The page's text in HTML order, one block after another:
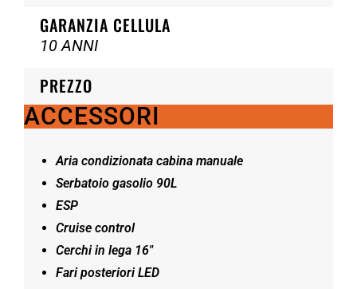
GARANZIA CELLULA
10 ANNI
PREZZO
ACCESSORI
Aria condizionata cabina manuale
Serbatoio gasolio 90L
ESP
Cruise control
Cerchi in lega 16″
Fari posteriori LED